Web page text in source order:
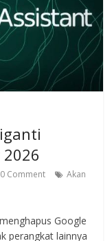
0 Comment
Akan
Google
perangkat lainnya